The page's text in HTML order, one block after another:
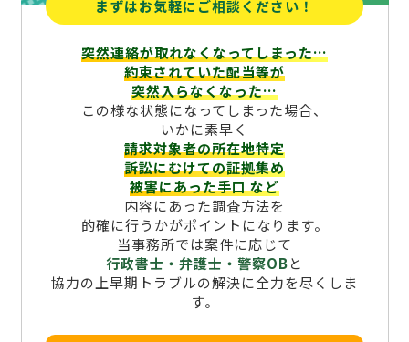
まずはお気軽にご相談ください！
突然連絡が取れなくなってしまった…
約束されていた配当等が
突然入らなくなった…
この様な状態になってしまった場合、
いかに素早く
請求対象者の所在地特定
訴訟にむけての証拠集め
被害にあった手口など
内容にあった調査方法を
的確に行うかがポイントになります。
当事務所では案件に応じて
行政書士・弁護士・警察OBと
協力の上早期トラブルの解決に全力を尽くしま
す。